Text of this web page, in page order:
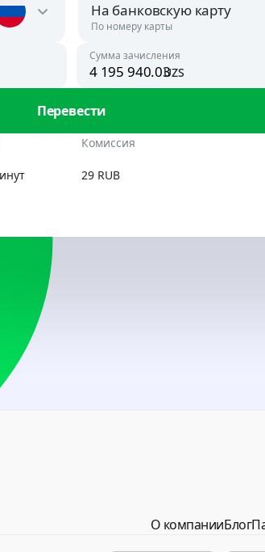
На банковскую карту
По номеру карты
Австрия
Азербайджан
Сумма зачисления
uzs
Перевести
Комиссия
29 RUB
О компанииБлог